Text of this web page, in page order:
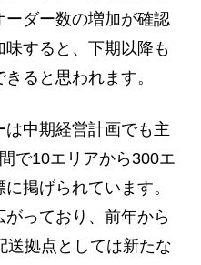
ーダー数の増加が確認
すると、下期以降も
ると思われます。
中期経営計画でも主
で10エリアから300エ
掲げられています。
っており、前年から
送拠点としては新たな